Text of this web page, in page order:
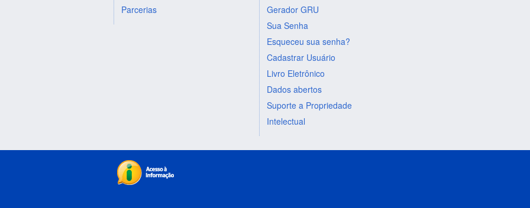
Parcerias
Gerador GRU
Sua Senha
Esqueceu sua senha?
Cadastrar Usuário
Livro Eletrônico
Dados abertos
Suporte a Propriedade
Intelectual